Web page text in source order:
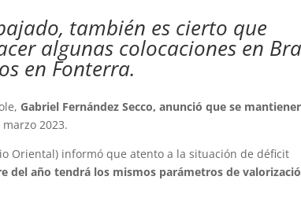
también es cierto que
algunas colocaciones en
en Fonterra.
Gabriel Fernández Secco, anunció que se
2023.
Oriental) informó que atento a la situación de déficit
del año tendrá los mismos parámetros de